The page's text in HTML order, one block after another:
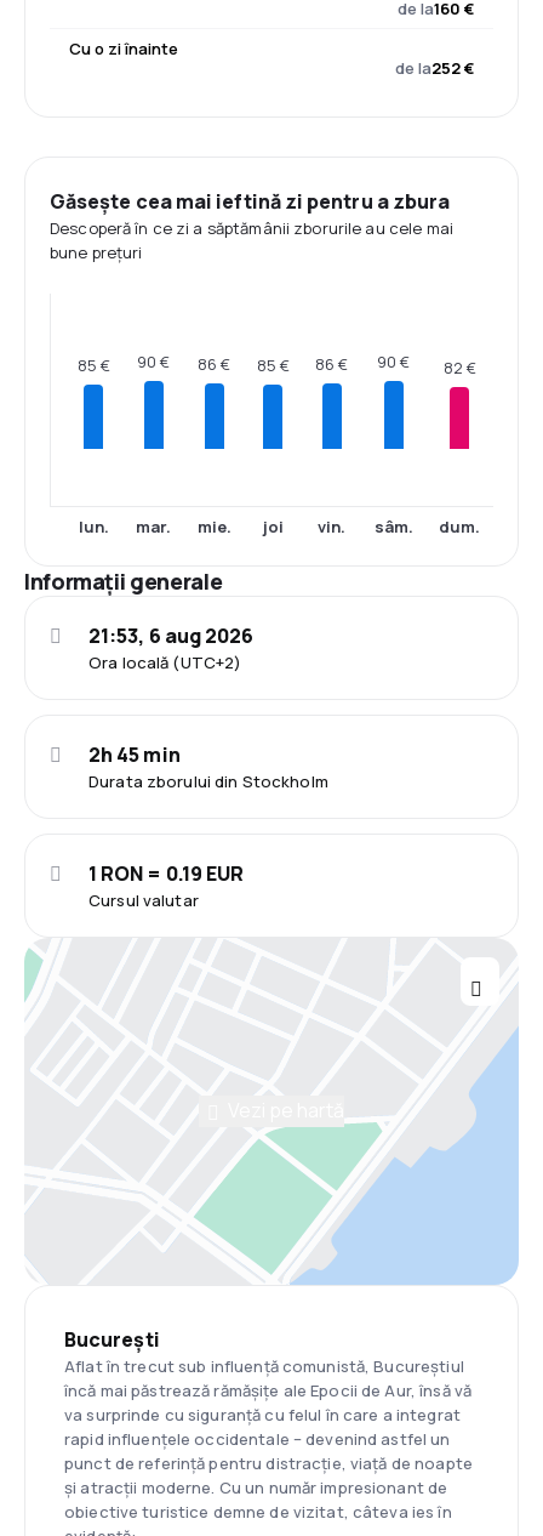
de la160 €
Cu o zi înainte
de la252 €
Găsește cea mai ieftină zi pentru a zbura
Descoperă în ce zi a săptămânii zborurile au cele mai
bune prețuri
85 €
lun.
90 €
mar.
86 €
mie.
85 €
joi
86 €
vin.
90 €
sâm.
82 €
dum.
Informații generale
Ora locală (UTC+2)
21:53, 6 aug 2026
Durata zborului din Stockholm
2h 45 min
Cursul valutar
1 RON = 0.19 EUR
București
Aflat în trecut sub influență comunistă, Bucureștiul
încă mai păstrează rămășițe ale Epocii de Aur, însă vă
va surprinde cu siguranță cu felul în care a integrat
rapid influențele occidentale – devenind astfel un
punct de referință pentru distracție, viață de noapte
și atracții moderne. Cu un număr impresionant de
obiective turistice demne de vizitat, câteva ies în